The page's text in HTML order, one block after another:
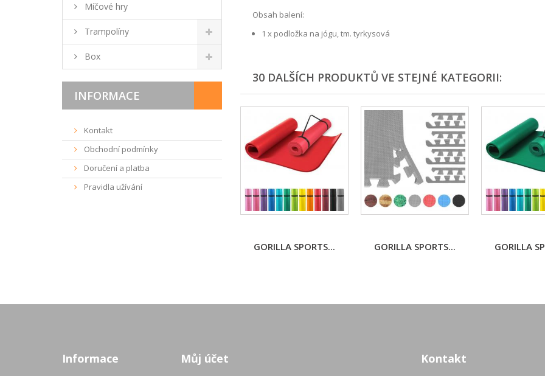
Míčové hry
Trampolíny
Box
INFORMACE
Kontakt
Obchodní podmínky
Doručení a platba
Pravidla užívání
Obsah balení:
1 x podložka na jógu, tm. tyrkysová
30 DALŠÍCH PRODUKTŮ VE STEJNÉ KATEGORII:
GORILLA SPORTS... GORILLA SPORTS... GORILLA
Informace Můj účet Kontakt